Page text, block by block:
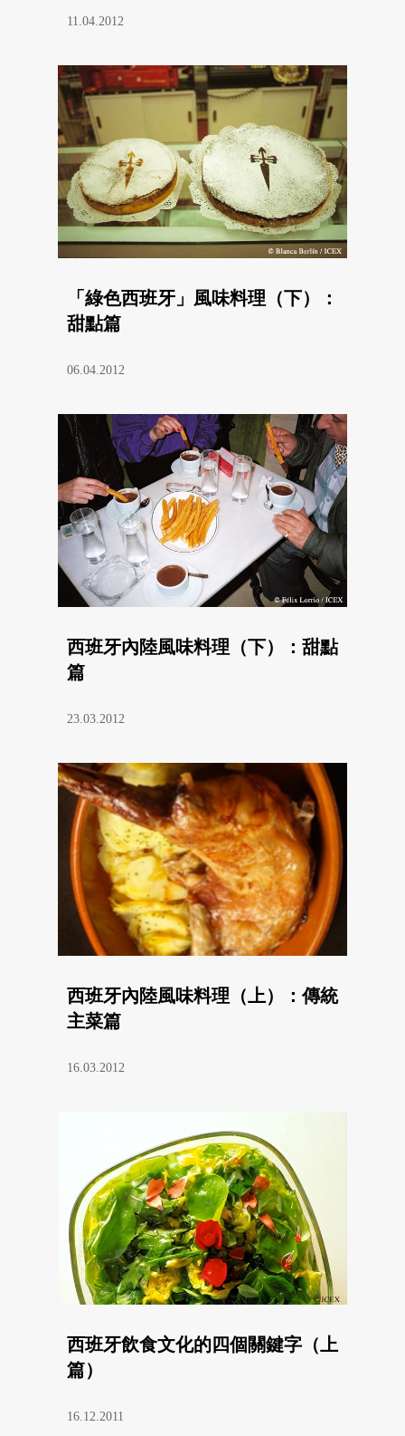
11.04.2012
「綠色西班牙」風味料理（下）：
甜點篇
06.04.2012
西班牙內陸風味料理（下）：甜點
篇
23.03.2012
西班牙內陸風味料理（上）：傳統
主菜篇
16.03.2012
西班牙飲食文化的四個關鍵字（上
篇）
16.12.2011